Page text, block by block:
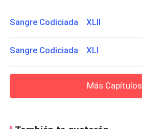
Sangre Codiciada XLII
Sangre Codiciada XLI
Más Capítulos